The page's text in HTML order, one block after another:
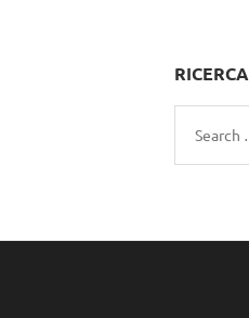
RICERCA
Search
for: